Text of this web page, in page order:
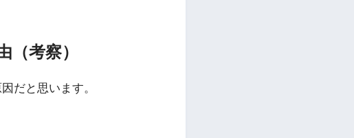
考察）
だと思います。